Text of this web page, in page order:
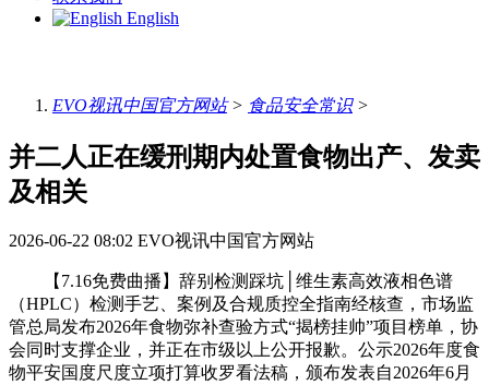
English
EVO视讯中国官方网站> 食品安全常识>
并二人正在缓刑期内处置食物出产、发卖
及相关
2026-06-22 08:02 EVO视讯中国官方网站
【7.16免费曲播】辞别检测踩坑│维生素高效液相色谱
（HPLC）检测手艺、案例及合规质控全指南经核查，市场监
管总局发布2026年食物弥补查验方式“揭榜挂帅”项目榜单，协
会同时支撑企业，并正在市级以上公开报歉。公示2026年度食
物平安国度尺度立项打算收罗看法稿，颁布发表自2026年6月